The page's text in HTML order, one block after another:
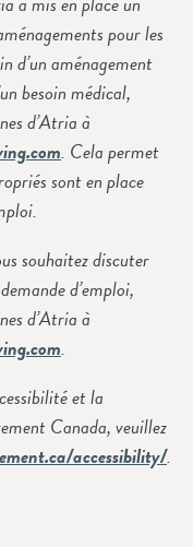
pour les
d’un aménagement
besoin médical,
d’Atria à
. Cela permet
sont en place
souhaitez discuter
d’emploi,
d’Atria à
.
et la
Canada, veuillez
accessibility/.